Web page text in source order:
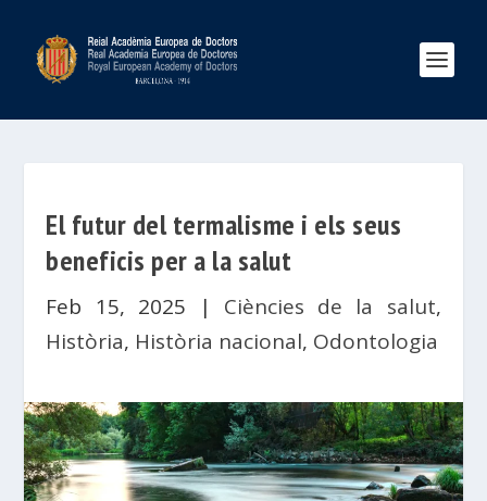
El futur del termalisme i els seus
beneficis per a la salut
Feb 15, 2025 | Ciències de la salut,
Història, Història nacional, Odontologia